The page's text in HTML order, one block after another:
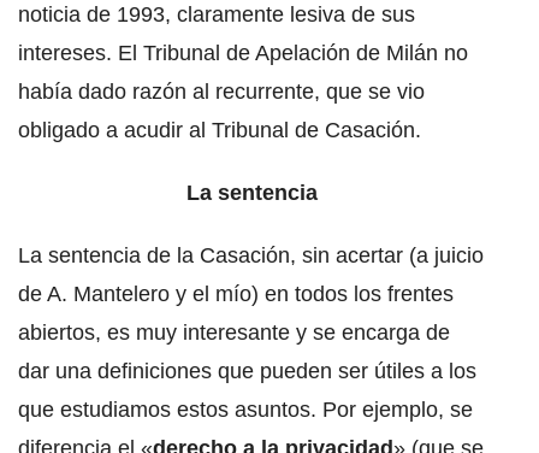
noticia de 1993, claramente lesiva de sus
intereses. El Tribunal de Apelación de Milán no
había dado razón al recurrente, que se vio
obligado a acudir al Tribunal de Casación.
La sentencia
La sentencia de la Casación, sin acertar (a juicio
de A. Mantelero y el mío) en todos los frentes
abiertos, es muy interesante y se encarga de
dar una definiciones que pueden ser útiles a los
que estudiamos estos asuntos. Por ejemplo, se
diferencia el «derecho a la privacidad » (que se